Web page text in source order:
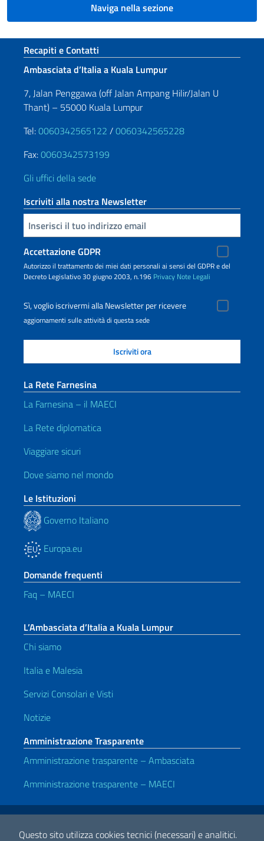
Questo sito utilizza cookies tecnici (necessari) e analitici.
Naviga nella sezione
Sezione footer
Recapiti e Contatti
Ambasciata d’Italia a Kuala Lumpur
7, Jalan Penggawa (off Jalan Ampang Hilir/Jalan U
Thant) – 55000 Kuala Lumpur
Tel:0060342565122 /0060342565228
Fax:0060342573199
Gli uffici della sede
Iscriviti alla nostra Newsletter
Inserisci la tua email
Accettazione GDPR
Autorizzo il trattamento dei miei dati personali ai sensi del GDPR e del
Decreto Legislativo 30 giugno 2003, n.196 Privacy Note Legali
Sì, voglio iscrivermi alla Newsletter per ricevere
aggiornamenti sulle attività di questa sede
La Rete Farnesina
La Farnesina – il MAECI
La Rete diplomatica
Viaggiare sicuri
Dove siamo nel mondo
Le Istituzioni
Governo Italiano
Europa.eu
Domande frequenti
Faq – MAECI
L’Ambasciata d’Italia a Kuala Lumpur
Chi siamo
Italia e Malesia
Servizi Consolari e Visti
Notizie
Amministrazione Trasparente
Amministrazione trasparente – Ambasciata
Amministrazione trasparente – MAECI
Link Utili